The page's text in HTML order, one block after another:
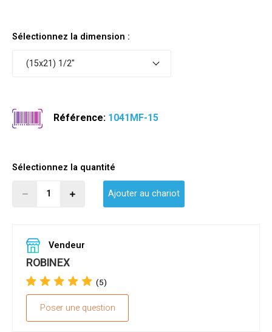
Sélectionnez la dimension :
(15x21) 1/2"
Référence: 1041MF-15
Sélectionnez la quantité
Ajouter au chariot
Vendeur
ROBINEX
(5)
Poser une question